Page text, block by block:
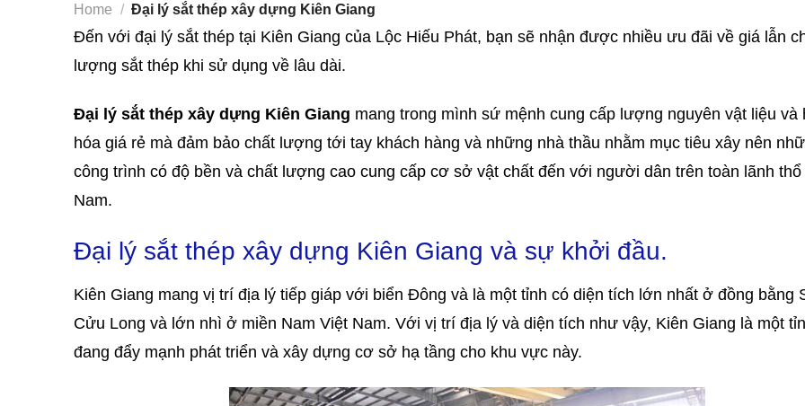
Home / Đại lý sắt thép xây dựng Kiên Giang
Đến với đại lý sắt thép tại Kiên Giang của Lộc Hiếu Phát, bạn sẽ nhận được nhiều ưu đãi về giá lẫn
lượng sắt thép khi sử dụng về lâu dài.
Đại lý sắt thép xây dựng Kiên Giang mang trong mình sứ mệnh cung cấp lượng nguyên vật liệu và
hóa giá rẻ mà đảm bảo chất lượng tới tay khách hàng và những nhà thầu nhằm mục tiêu xây nên
công trình có độ bền và chất lượng cao cung cấp cơ sở vật chất đến với người dân trên toàn lãnh thổ
Nam.
Đại lý sắt thép xây dựng Kiên Giang và sự khởi đầu.
Kiên Giang mang vị trí địa lý tiếp giáp với biển Đông và là một tỉnh có diện tích lớn nhất ở đồng bằng
Cửu Long và lớn nhì ở miền Nam Việt Nam. Với vị trí địa lý và diện tích như vậy, Kiên Giang là một
đang đẩy mạnh phát triển và xây dựng cơ sở hạ tầng cho khu vực này.